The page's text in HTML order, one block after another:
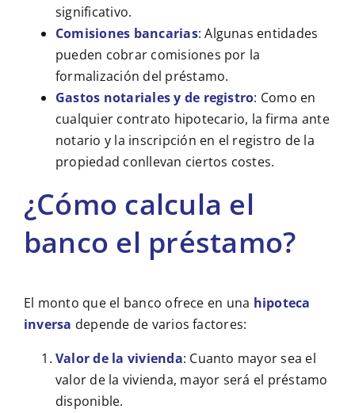
significativo.
Comisiones bancarias: Algunas entidades
pueden cobrar comisiones por la
formalización del préstamo.
Gastos notariales y de registro: Como en
cualquier contrato hipotecario, la firma ante
notario y la inscripción en el registro de la
propiedad conllevan ciertos costes.
¿Cómo calcula el
banco el préstamo?
El monto que el banco ofrece en una hipoteca
inversa depende de varios factores:
Valor de la vivienda: Cuanto mayor sea el
valor de la vivienda, mayor será el préstamo
disponible.